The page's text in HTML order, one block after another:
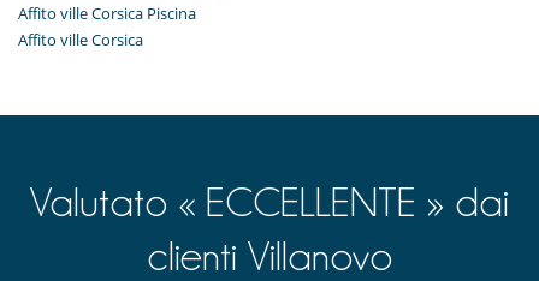
Affito ville Corsica Piscina
Affito ville Corsica
Valutato « ECCELLENTE » dai
clienti Villanovo